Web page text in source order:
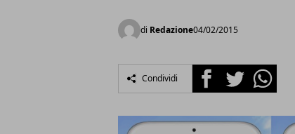
di Redazione04/02/2015
Condividi FacebookTwitterWhatsapp